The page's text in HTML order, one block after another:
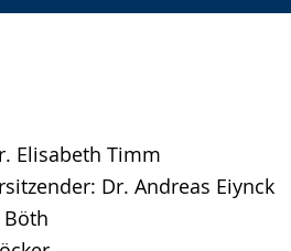
Elisabeth Timm
Dr. Andreas Eiynck